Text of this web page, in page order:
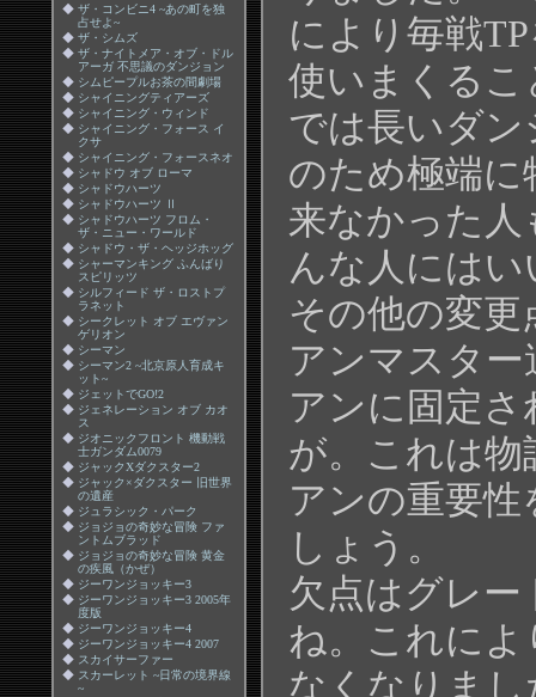
◆ ザ・コンビニ4 ~あの町を独
占せよ~
◆ ザ・シムズ
◆ ザ・ナイトメア・オブ・ドル
アーガ 不思議のダンジョン
◆ シムピープルお茶の間劇場
◆ シャイニングティアーズ
◆ シャイニング・ウィンド
◆ シャイニング・フォース イ
クサ
◆ シャイニング・フォースネオ
◆ シャドウ オブ ローマ
◆ シャドウハーツ
◆ シャドウハーツ Ⅱ
◆ シャドウハーツ フロム・
ザ・ニュー・ワールド
◆ シャドウ・ザ・ヘッジホッグ
◆ シャーマンキング ふんばり
スピリッツ
◆ シルフィード ザ・ロストプ
ラネット
◆ シークレット オブ エヴァン
ゲリオン
◆ シーマン
◆ シーマン2 ~北京原人育成キ
ット~
◆ ジェットでGO!2
◆ ジェネレーション オブ カオ
ス
◆ ジオニックフロント 機動戦
士ガンダム0079
◆ ジャックXダクスター2
◆ ジャック×ダクスター 旧世界
の遺産
◆ ジュラシック・パーク
◆ ジョジョの奇妙な冒険 ファ
ントムブラッド
◆ ジョジョの奇妙な冒険 黄金
の疾風（かぜ）
◆ ジーワンジョッキー3
◆ ジーワンジョッキー3 2005年
度版
◆ ジーワンジョッキー4
◆ ジーワンジョッキー4 2007
◆ スカイサーファー
◆ スカーレット ~日常の境界線
~
により毎戦
使いまくる
では長いダン
のため極端
来なかった
んな人には
その他の変
アンマスタ
アンに固定
が。これは
アンの重要
しょう。
欠点はグレ
ね。これによ
なくなりま